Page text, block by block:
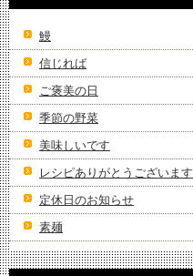
鰻
信じれば
ご褒美の日
季節の野菜
美味しいです
レシピありがとうございます
定休日のお知らせ
素麺